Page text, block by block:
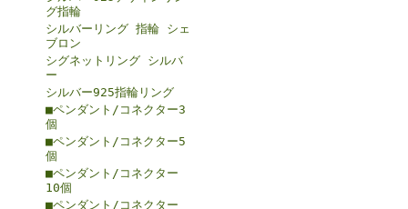
グ指輪
シルバーリング 指輪 シェ
ブロン
シグネットリング シルバ
ー
シルバー925指輪リング
■ペンダント/コネクター3
個
■ペンダント/コネクター5
個
■ペンダント/コネクター
10個
■ペンダント/コネクター